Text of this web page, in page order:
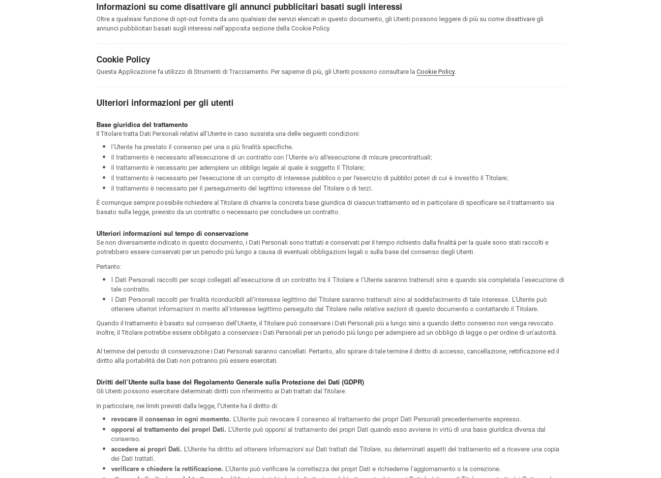
Informazioni su come disattivare gli annunci pubblicitari basati sugli interessi
Oltre a qualsiasi funzione di opt-out fornita da uno qualsiasi dei servizi elencati in questo documento, gli Utenti possono leggere di più su come disattivare gli
annunci pubblicitari basati sugli interessi nell'apposita sezione della Cookie Policy.
Cookie Policy
Questa Applicazione fa utilizzo di Strumenti di Tracciamento. Per saperne di più, gli Utenti possono consultare la Cookie Policy.
Ulteriori informazioni per gli utenti
Base giuridica del trattamento
Il Titolare tratta Dati Personali relativi all’Utente in caso sussista una delle seguenti condizioni:
l’Utente ha prestato il consenso per una o più finalità specifiche.
il trattamento è necessario all'esecuzione di un contratto con l’Utente e/o all'esecuzione di misure precontrattuali;
il trattamento è necessario per adempiere un obbligo legale al quale è soggetto il Titolare;
il trattamento è necessario per l'esecuzione di un compito di interesse pubblico o per l'esercizio di pubblici poteri di cui è investito il Titolare;
il trattamento è necessario per il perseguimento del legittimo interesse del Titolare o di terzi.
È comunque sempre possibile richiedere al Titolare di chiarire la concreta base giuridica di ciascun trattamento ed in particolare di specificare se il trattamento sia
basato sulla legge, previsto da un contratto o necessario per concludere un contratto.
Ulteriori informazioni sul tempo di conservazione
Se non diversamente indicato in questo documento, i Dati Personali sono trattati e conservati per il tempo richiesto dalla finalità per la quale sono stati raccolti e
potrebbero essere conservati per un periodo più lungo a causa di eventuali obbligazioni legali o sulla base del consenso degli Utenti.
Pertanto:
I Dati Personali raccolti per scopi collegati all’esecuzione di un contratto tra il Titolare e l’Utente saranno trattenuti sino a quando sia completata l’esecuzione di
tale contratto.
I Dati Personali raccolti per finalità riconducibili all’interesse legittimo del Titolare saranno trattenuti sino al soddisfacimento di tale interesse. L’Utente può
ottenere ulteriori informazioni in merito all’interesse legittimo perseguito dal Titolare nelle relative sezioni di questo documento o contattando il Titolare.
Quando il trattamento è basato sul consenso dell’Utente, il Titolare può conservare i Dati Personali più a lungo sino a quando detto consenso non venga revocato.
Inoltre, il Titolare potrebbe essere obbligato a conservare i Dati Personali per un periodo più lungo per adempiere ad un obbligo di legge o per ordine di un’autorità.
Al termine del periodo di conservazione i Dati Personali saranno cancellati. Pertanto, allo spirare di tale termine il diritto di accesso, cancellazione, rettificazione ed il
diritto alla portabilità dei Dati non potranno più essere esercitati.
Diritti dell’Utente sulla base del Regolamento Generale sulla Protezione dei Dati (GDPR)
Gli Utenti possono esercitare determinati diritti con riferimento ai Dati trattati dal Titolare.
In particolare, nei limiti previsti dalla legge, l’Utente ha il diritto di:
revocare il consenso in ogni momento. L’Utente può revocare il consenso al trattamento dei propri Dati Personali precedentemente espresso.
opporsi al trattamento dei propri Dati. L’Utente può opporsi al trattamento dei propri Dati quando esso avviene in virtù di una base giuridica diversa dal
consenso.
accedere ai propri Dati. L’Utente ha diritto ad ottenere informazioni sui Dati trattati dal Titolare, su determinati aspetti del trattamento ed a ricevere una copia
dei Dati trattati.
verificare e chiedere la rettificazione. L’Utente può verificare la correttezza dei propri Dati e richiederne l’aggiornamento o la correzione.